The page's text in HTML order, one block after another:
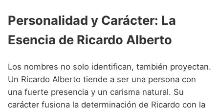
Personalidad y Carácter: La
Esencia de Ricardo Alberto
Los nombres no solo identifican, también proyectan.
Un Ricardo Alberto tiende a ser una persona con
una fuerte presencia y un carisma natural. Su
carácter fusiona la determinación de Ricardo con la